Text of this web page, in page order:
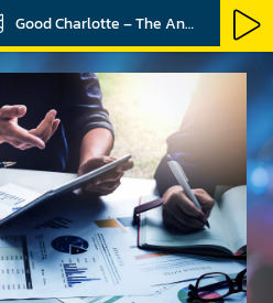
Good Charlotte – The Anthem